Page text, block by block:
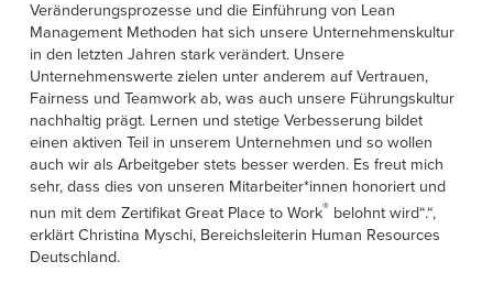
ASIA PACIFIC
English
中文
MIDDLE EAST/AFRICA
English
Veränderungsprozesse und die Einführung von Lean
Management Methoden hat sich unsere Unternehmenskultur
in den letzten Jahren stark verändert. Unsere
Unternehmenswerte zielen unter anderem auf Vertrauen,
Fairness und Teamwork ab, was auch unsere Führungskultur
nachhaltig prägt. Lernen und stetige Verbesserung bildet
einen aktiven Teil in unserem Unternehmen und so wollen
auch wir als Arbeitgeber stets besser werden. Es freut mich
sehr, dass dies von unseren Mitarbeiter*innen honoriert und
nun mit dem Zertifikat Great Place to Work®belohnt wird“.“,
erklärt Christina Myschi, Bereichsleiterin Human Resources
Deutschland.